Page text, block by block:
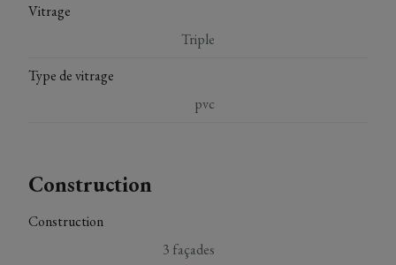
Vitrage
Triple
Type de vitrage
pvc
Construction
Construction
3 façades